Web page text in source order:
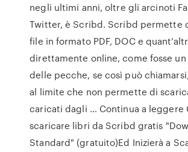
negli ultimi anni, oltre gli arcinoti
Twitter, è Scribd. Scribd permette
file in formato PDF, DOC e
direttamente online, come fosse un
delle pecche, se così può
al limite che non permette di
caricati dagli … Continua a leggere
scaricare libri da Scribd gratis
Standard" (gratuito)Ed Inizierà a